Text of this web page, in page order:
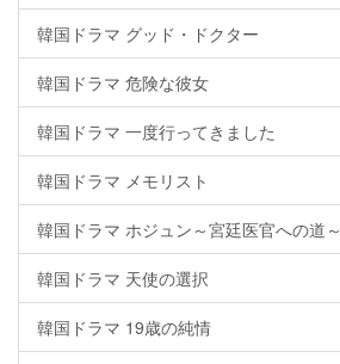
韓国ドラマ グッド・ドクター
韓国ドラマ 危険な彼女
韓国ドラマ 一度行ってきました
韓国ドラマ メモリスト
韓国ドラマ ホジュン～宮廷医官への道～
韓国ドラマ 天使の選択
韓国ドラマ 19歳の純情